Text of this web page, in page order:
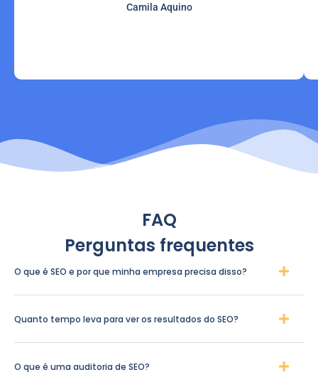
Camila Aquino
FAQ
Perguntas frequentes
O que é SEO e por que minha empresa precisa disso?
Quanto tempo leva para ver os resultados do SEO?
O que é uma auditoria de SEO?